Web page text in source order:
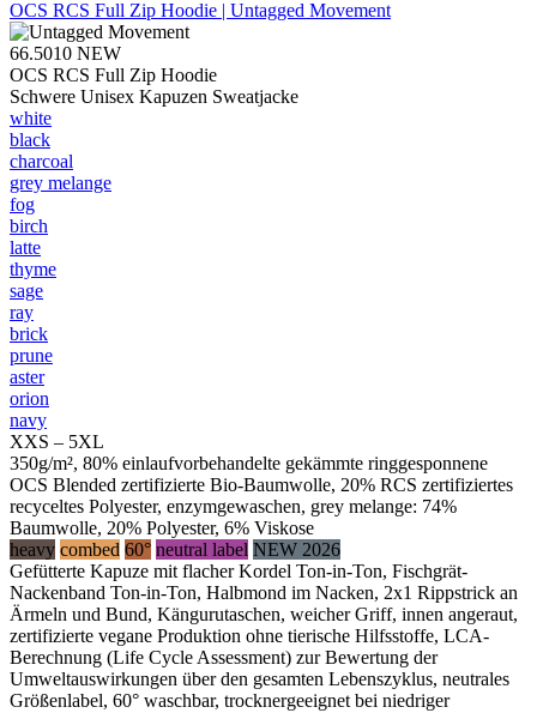
OCS RCS Full Zip Hoodie | Untagged Movement
66.5010 NEW
OCS RCS Full Zip Hoodie
Schwere Unisex Kapuzen Sweatjacke
white
black
charcoal
grey melange
fog
birch
latte
thyme
sage
ray
brick
prune
aster
orion
navy
XXS – 5XL
350g/m², 80% einlaufvorbehandelte gekämmte ringgesponnene
OCS Blended zertifizierte Bio-Baumwolle, 20% RCS zertifiziertes
recyceltes Polyester, enzymgewaschen, grey melange: 74%
Baumwolle, 20% Polyester, 6% Viskose
heavy combed 60° neutral label NEW 2026
Gefütterte Kapuze mit flacher Kordel Ton-in-Ton, Fischgrät-
Nackenband Ton-in-Ton, Halbmond im Nacken, 2x1 Rippstrick an
Ärmeln und Bund, Kängurutaschen, weicher Griff, innen angeraut,
zertifizierte vegane Produktion ohne tierische Hilfsstoffe, LCA-
Berechnung (Life Cycle Assessment) zur Bewertung der
Umweltauswirkungen über den gesamten Lebenszyklus, neutrales
Größenlabel, 60° waschbar, trocknergeeignet bei niedriger